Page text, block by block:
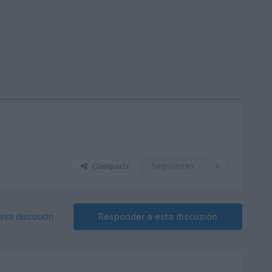
Compartir Seguidores 0
Responder a esta discusión
discusión